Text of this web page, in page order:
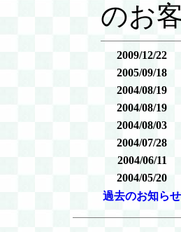
のお
2009/12/22
2005/09/18
2004/08/19
2004/08/19
2004/08/03
2004/07/28
2004/06/11
2004/05/20
過去のお知らせ